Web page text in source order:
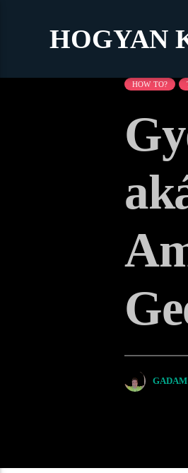
HOGYAN
HOW TO?
GADAM